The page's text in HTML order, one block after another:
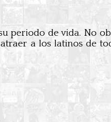
periodo de vida. No
atraer a los latinos de